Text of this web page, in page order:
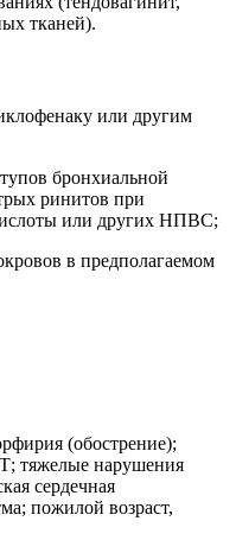
тканей).
или другим
бронхиальной
ринитов при
или других НПВС;
в предполагаемом
(обострение);
тяжелые нарушения
сердечная
пожилой возраст,